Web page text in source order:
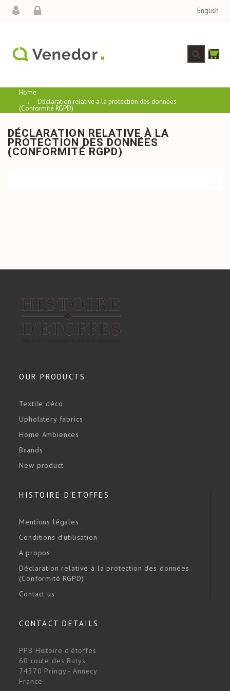
English
Home
→
Déclaration relative à la protection des données
(Conformité RGPD)
DÉCLARATION RELATIVE À LA
PROTECTION DES DONNÉES
(CONFORMITÉ RGPD)
OUR PRODUCTS
Textile déco
Upholstery fabrics
Home Ambiences
Brands
New product
HISTOIRE D'ETOFFES
Mentions légales
Conditions d'utilisation
A propos
Déclaration relative à la protection des données
(Conformité RGPD)
Contact us
CONTACT DETAILS
PPB Histoire d'étoffes
60 route des Rutys
74370 Pringy - Annecy
France